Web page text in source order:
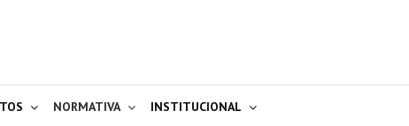
NORMATIVA INSTITUCIONAL